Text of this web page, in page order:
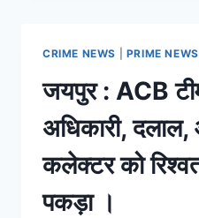
CRIME NEWS PRIME
जयपुर : ACB
अधिकारी, दलाल,
कलेक्टर को
पकड़ा ।